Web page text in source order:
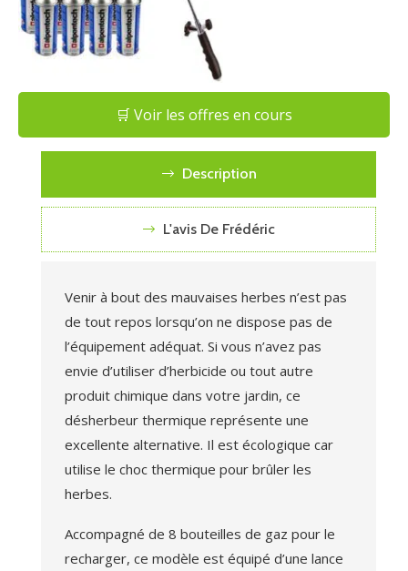
🛒 Voir les offres en cours
Description
L'avis De Frédéric
Venir à bout des mauvaises herbes n’est pas
de tout repos lorsqu’on ne dispose pas de
l’équipement adéquat. Si vous n’avez pas
envie d’utiliser d’herbicide ou tout autre
produit chimique dans votre jardin, ce
désherbeur thermique représente une
excellente alternative. Il est écologique car
utilise le choc thermique pour brûler les
herbes.
Accompagné de 8 bouteilles de gaz pour le
recharger, ce modèle est équipé d’une lance